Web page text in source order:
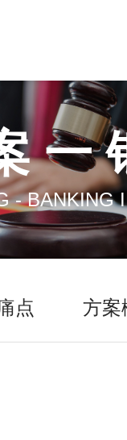
一
- BANKING
点 方案